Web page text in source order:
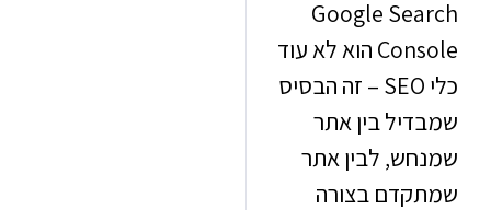
Google
Console הוא לא עוד
כלי SEO – זה הבסיס
בין אתר
לבין אתר
בצורה